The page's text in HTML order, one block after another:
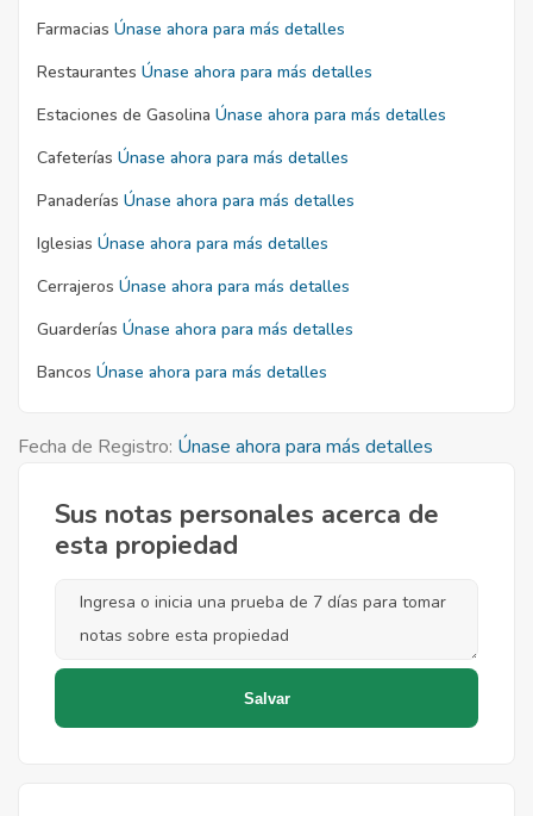
Farmacias Únase ahora para más detalles
Restaurantes Únase ahora para más detalles
Estaciones de Gasolina Únase ahora para más detalles
Cafeterías Únase ahora para más detalles
Panaderías Únase ahora para más detalles
Iglesias Únase ahora para más detalles
Cerrajeros Únase ahora para más detalles
Guarderías Únase ahora para más detalles
Bancos Únase ahora para más detalles
Fecha de Registro: Únase ahora para más detalles
Sus notas personales acerca de
esta propiedad